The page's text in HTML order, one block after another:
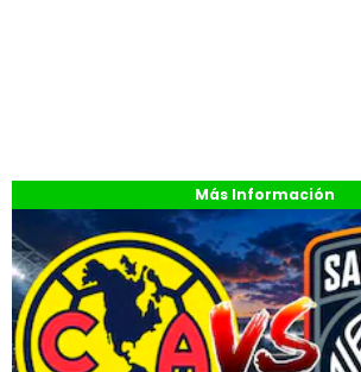
Más Información